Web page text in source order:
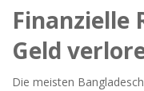
Finanzielle
Geld
Die meisten